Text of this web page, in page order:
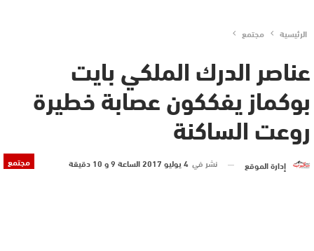
الرئيسية مجتمع
عناصر الدرك الملكي بايت
بوكماز يفككون عصابة خطيرة
روعت الساكنة
مجتمع إدارة الموقع نشر في 4 يوليو 2017 الساعة 9 و 10 دقيقة